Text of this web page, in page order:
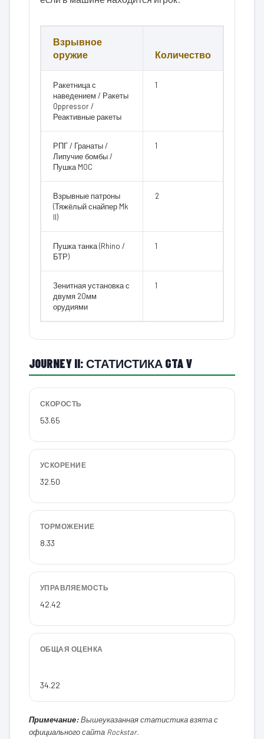
Взрывное
оружие
Количество
Ракетница с
наведением / Ракеты
Oppressor /
Реактивные ракеты
1
РПГ / Гранаты /
Липучие бомбы /
Пушка MOC
1
Взрывные патроны
(Тяжёлый снайпер Mk
II)
2
Пушка танка (Rhino /
БТР)
1
Зенитная установка с
двумя 20мм
орудиями
1
JOURNEY II: СТАТИСТИКА GTA V
СКОРОСТЬ
53.65
УСКОРЕНИЕ
32.50
ТОРМОЖЕНИЕ
8.33
УПРАВЛЯЕМОСТЬ
42.42
ОБЩАЯ ОЦЕНКА
34.22
Примечание:Вышеуказанная статистика взята с
официального сайта Rockstar.